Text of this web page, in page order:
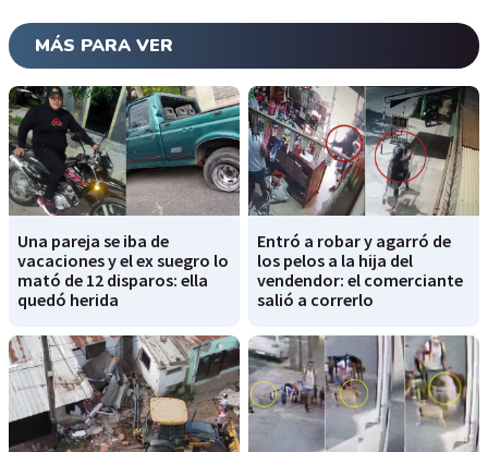
MÁS PARA VER
Una pareja se iba de
vacaciones y el ex suegro lo
mató de 12 disparos: ella
quedó herida
Entró a robar y agarró de
los pelos a la hija del
vendendor: el comerciante
salió a correrlo